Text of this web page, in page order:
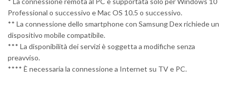
Professional o successivo e Mac OS 10.5 o successivo.
** La connessione dello smartphone con Samsung Dex richiede un
dispositivo mobile compatibile.
*** La disponibilità dei servizi è soggetta a modifiche senza
preavviso.
**** È necessaria la connessione a Internet su TV e PC.